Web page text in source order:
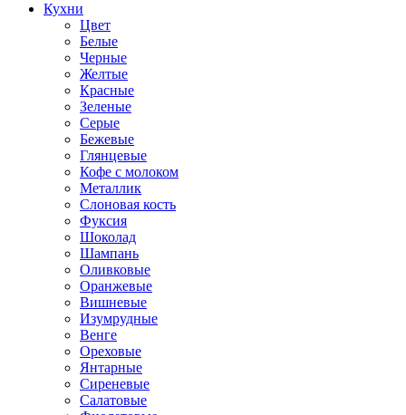
Кухни
Цвет
Белые
Черные
Желтые
Красные
Зеленые
Серые
Бежевые
Глянцевые
Кофе с молоком
Металлик
Слоновая кость
Фуксия
Шоколад
Шампань
Оливковые
Оранжевые
Вишневые
Изумрудные
Венге
Ореховые
Янтарные
Сиреневые
Салатовые